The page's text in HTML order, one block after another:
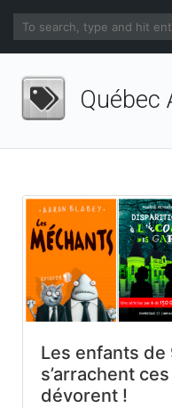
Québec
Les enfants de
s’arrachent
dévorent !